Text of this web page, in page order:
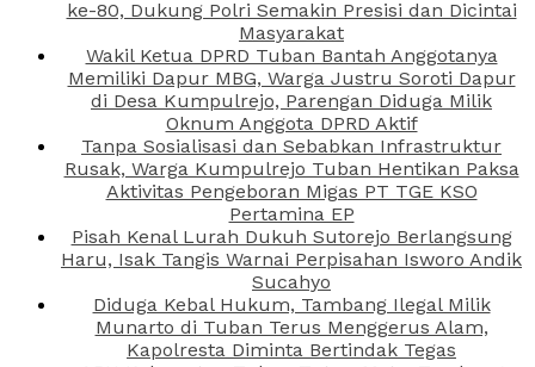
ke-80, Dukung Polri Semakin Presisi dan Dicintai
Masyarakat
Wakil Ketua DPRD Tuban Bantah Anggotanya
Memiliki Dapur MBG, Warga Justru Soroti Dapur
di Desa Kumpulrejo, Parengan Diduga Milik
Oknum Anggota DPRD Aktif
Tanpa Sosialisasi dan Sebabkan Infrastruktur
Rusak, Warga Kumpulrejo Tuban Hentikan Paksa
Aktivitas Pengeboran Migas PT TGE KSO
Pertamina EP
Pisah Kenal Lurah Dukuh Sutorejo Berlangsung
Haru, Isak Tangis Warnai Perpisahan Isworo Andik
Sucahyo
Diduga Kebal Hukum, Tambang Ilegal Milik
Munarto di Tuban Terus Menggerus Alam,
Kapolresta Diminta Bertindak Tegas